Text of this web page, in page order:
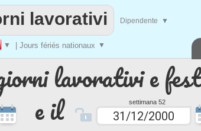
lavorativi e
e il settimana 52
▼ | Jours fériés nationaux ▼
lavorativi Dipendente ▼